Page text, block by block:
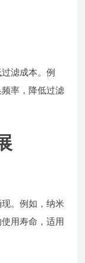
滤成本。例
率，降低过滤
。例如，纳米
用寿命，适用